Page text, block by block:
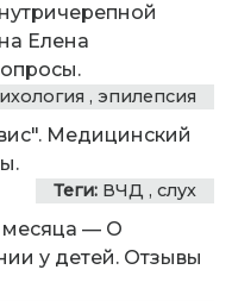
Елена
, эпилепсия
Медицинский
Теги: ВЧД , слух
— О
у детей. Отзывы